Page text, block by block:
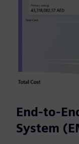
End-to-
System